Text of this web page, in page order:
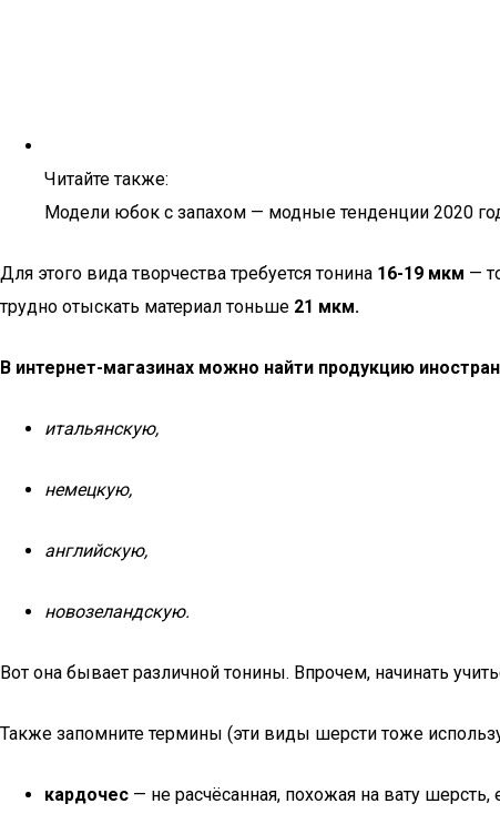
Читайте также:
Модели юбок с запахом — модные тенденции 2020
Для этого вида творчества требуется тонина 16-19 мкм —
трудно отыскать материал тоньше 21 мкм.
В интернет-магазинах можно найти продукцию
итальянскую,
немецкую,
английскую,
новозеландскую.
Вот она бывает различной тонины. Впрочем, начинать
Также запомните термины (эти виды шерсти тоже
кардочес — не расчёсанная, похожая на вату